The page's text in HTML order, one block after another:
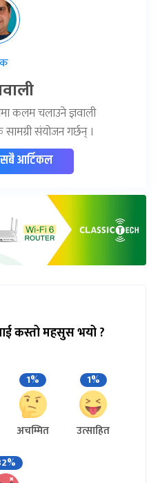
कलम चलाउने ज्ञवाली
संयोजन गर्छन् ।
आर्टिकल
कस्तो महसुस भयो ?
1%
अचम्मित
1%
उत्साहित